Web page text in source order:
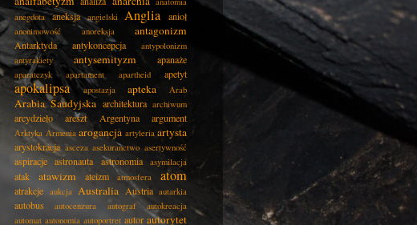
anegdota
aneksja angielski Anglia anioł
anonimowość anoreksja antagonizm
Antarktyda antykoncepcja
antypolonizm
antyrakiety
antysemityzm apanaże
aparatczyk apartament apartheid apetyt
apokalipsa apostazja apteka Arab
Arabia Saudyjska architektura archiwum
arcydzieło areszt Argentyna argument
Arktyka Armenia arogancja artyleria artysta
arystokracja asceza asekuranctwo asertywność
aspiracje astronauta astronomia asymilacja
atak atawizm ateizm atmosfera atom
atrakcje aukcja Australia Austria autarkia
autobus autocenzura autograf
autokreacja
automat autonomia autoportret autor autorytet